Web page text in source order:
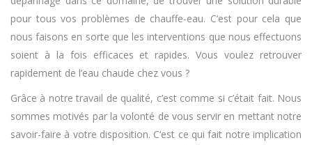
pour tous vos problèmes de chauffe-eau. C’est pour cela que
nous faisons en sorte que les interventions que nous effectuons
soient à la fois efficaces et rapides. Vous voulez retrouver
rapidement de l’eau chaude chez vous ?
Grâce à notre travail de qualité, c’est comme si c’était fait. Nous
sommes motivés par la volonté de vous servir en mettant notre
savoir-faire à votre disposition. C’est ce qui fait notre implication